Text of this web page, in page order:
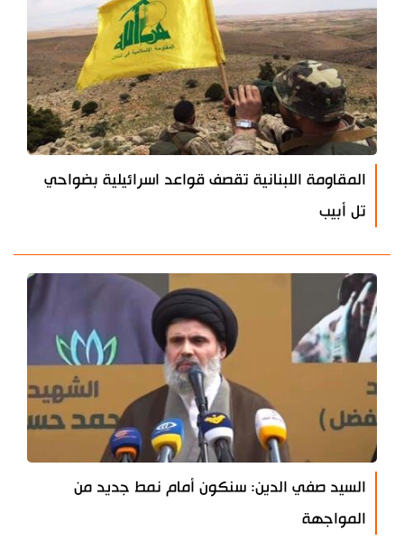
المقاومة اللبنانية تقصف قواعد اسرائيلية بضواحي
تل أبيب
السيد صفي الدين: سنكون أمام نمط جديد من
المواجهة